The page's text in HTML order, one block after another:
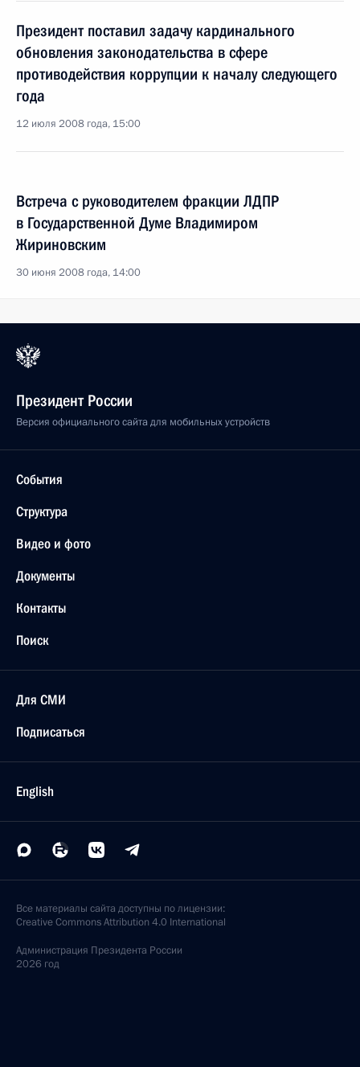
Президент поставил задачу кардинального
обновления законодательства в сфере
противодействия коррупции к началу следующего
года
12 июля 2008 года, 15:00
Встреча с руководителем фракции ЛДПР
в Государственной Думе Владимиром
Жириновским
30 июня 2008 года, 14:00
Президент России
Версия официального сайта для мобильных устройств
События
Структура
Видео и фото
Документы
Контакты
Поиск
Для СМИ
Подписаться
English
Все материалы сайта доступны по лицензии:
Creative Commons Attribution 4.0 International
Администрация Президента России
2026 год